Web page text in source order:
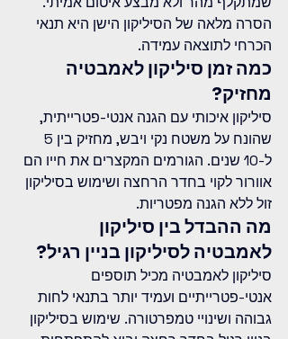
הסרה מלאה של הסיליקון הישן היא תנאי
הכרחי לתוצאה עמידה.
כמה זמן סיליקון לאמבטיה
מחזיק?
סיליקון איכותי עם הגנה אנטי-פטרייתית,
ל-10 שנים. הגורמים המקצרים את חייו הם
אוורור לקוי בחדר הרחצה ושימוש בסיליקון
זול ללא הגנה מפטריות.
מה ההבדל בין סיליקון
לאמבטיה לסיליקון בניין רגיל?
סיליקון לאמבטיה מכיל תוספים
אנטי-פטרייתיים ועמיד יותר בתנאי לחות
גבוהה ושינויי טמפרטורה. שימוש בסיליקון